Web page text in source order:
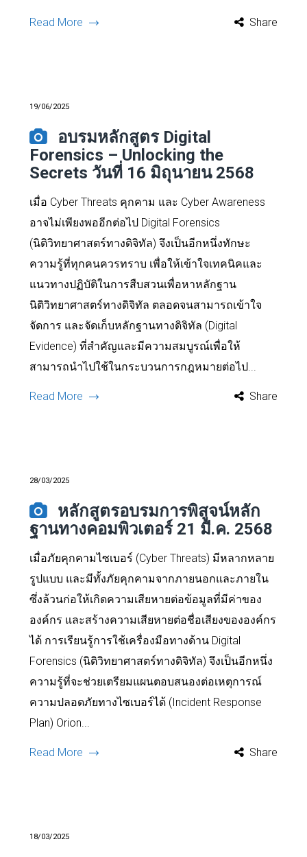
Read More Share
19/06/2025
อบรมหลักสูตร Digital
Forensics – Unlocking the
Secrets วันที่ 16 มิถุนายน 2568
เมื่อ Cyber Threats คุกคาม และ Cyber Awareness
อาจไม่เพียงพออีกต่อไป Digital Forensics
(นิติวิทยาศาสตร์ทางดิจิทัล) จึงเป็นอีกหนึ่งทักษะ
ความรู้ที่ทุกคนควรทราบ เพื่อให้เข้าใจเทคนิคและ
แนวทางปฏิบัติในการสืบสวนเพื่อหาหลักฐาน
นิติวิทยาศาสตร์ทางดิจิทัล ตลอดจนสามารถเข้าใจ
จัดการ และจัดเก็บหลักฐานทางดิจิทัล (Digital
Evidence) ที่สำคัญและมีความสมบูรณ์เพื่อให้
สามารถนำไปใช้ในกระบวนการกฎหมายต่อไป...
Read More Share
28/03/2025
หลักสูตรอบรมการพิสูจน์หลัก
ฐานทางคอมพิวเตอร์ 21 มี.ค. 2568
เมื่อภัยคุกคามไซเบอร์ (Cyber Threats) มีหลากหลาย
รูปแบบ และมีทั้งภัยคุกคามจากภายนอกและภายใน
ซึ่งล้วนก่อให้เกิดความเสียหายต่อข้อมูลที่มีค่าของ
องค์กร และสร้างความเสียหายต่อชื่อเสียงขององค์กร
ได้ การเรียนรู้การใช้เครื่องมือทางด้าน Digital
Forensics (นิติวิทยาศาสตร์ทางดิจิทัล) จึงเป็นอีกหนึ่ง
ความรู้ที่จะช่วยเตรียมแผนตอบสนองต่อเหตุการณ์
ความปลอดภัยทางไซเบอร์ได้ (Incident Response
Plan) Orion...
Read More Share
18/03/2025